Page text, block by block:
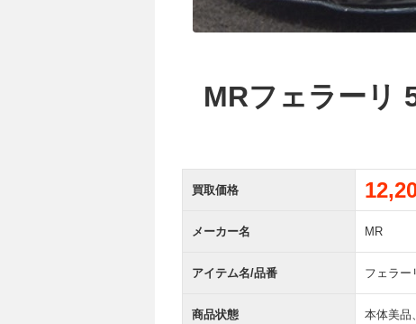
MRフェラーリ
買取価格
メーカー名 MR
アイテム名/品番 フェラー
商品状態 本体美品